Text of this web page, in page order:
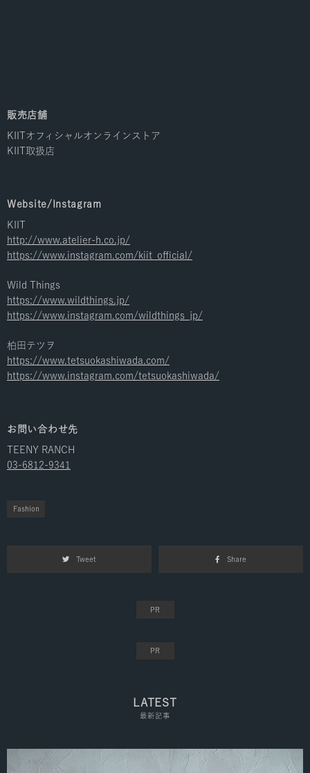
販売店舗
KIITオフィシャルオンラインストア
KIIT取扱店
Website/Instagram
KIIT
http://www.atelier-h.co.jp/
https://www.instagram.com/kiit_official/
Wild Things
https://www.wildthings.jp/
https://www.instagram.com/wildthings_jp/
柏田テツヲ
https://www.tetsuokashiwada.com/
https://www.instagram.com/tetsuokashiwada/
お問い合わせ先
TEENY RANCH
03-6812-9341
Fashion
Tweet Share
LATEST
最新記事